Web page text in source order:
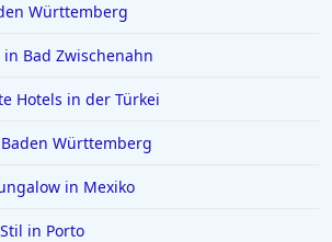
Riva del Garda
Velden am Wörthersee
Württemberg
Bad Zwischenahn
Hotels in der Türkei
Württemberg
in Mexiko
in Porto